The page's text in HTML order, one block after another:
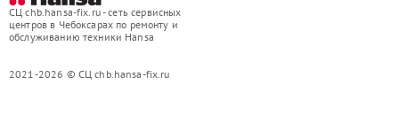
СЦ chb.hansa-fix.ru - сеть сервисных
центров в Чебоксарах по ремонту и
обслуживанию техники Hansa
2021-2026 © СЦ chb.hansa-fix.ru